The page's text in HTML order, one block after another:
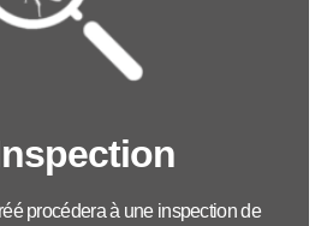
disponible 6j/7 de 8h30 à
et 9h00 à 16h00 le samedi
procédera à une inspection de